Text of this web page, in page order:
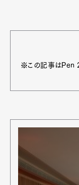
※この記事はPen